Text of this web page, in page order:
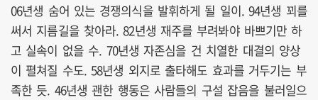
06년생 숨어 있는 경쟁의식을 발휘하게 될 일이. 94년생 꾀를
써서 지름길을 찾아라. 82년생 재주를 부려봐야 바쁘기만 하
고 실속이 없을 수. 70년생 자존심을 건 치열한 대결의 양상
이 펼쳐질 수도. 58년생 외지로 출타해도 효과를 거두기는 부
족한 듯. 46년생 괜한 행동은 사람들의 구설 잡음을 불러일으